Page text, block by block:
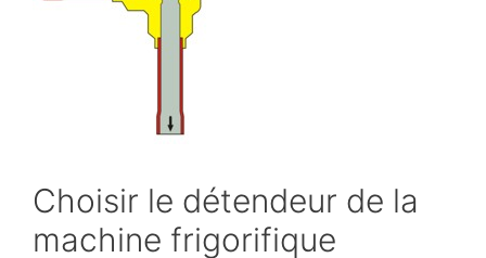
Choisir le détendeur de la
machine frigorifique